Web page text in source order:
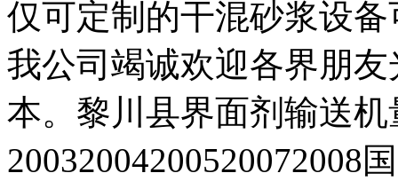
仅可定制的干混砂浆设
我公司竭诚欢迎各界朋
本。黎川县界面剂输送
20032004200520072008